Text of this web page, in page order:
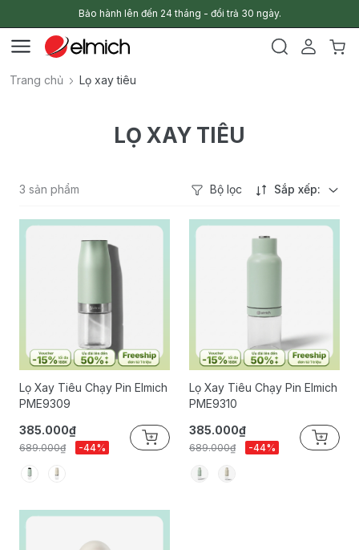
Bảo hành lên đến 24 tháng - đổi trả 30 ngày.
Trang chủ Lọ xay tiêu
LỌ XAY TIÊU
3 sản phẩm Bộ lọc Sắp xếp:
Lọ Xay Tiêu Chạy Pin Elmich
PME9309
385.000₫
689.000₫ -44%
Lọ Xay Tiêu Chạy Pin Elmich
PME9310
385.000₫
689.000₫ -44%